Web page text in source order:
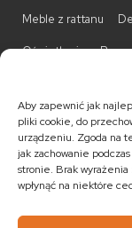
Aby zapewnić jak
pliki cookie, do
urządzeniu. Zgoda na
jak zachowanie
stronie. Brak
wpłynąć na niektóre
Meble z rattanu
Oświetlenie
Kufry indyjskie
Parawany kolonialne
Stojaki na CD